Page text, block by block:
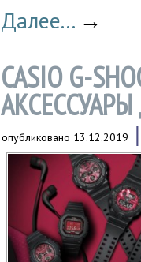
Далее... →
CASIO G-
опубликовано 13.12.2019